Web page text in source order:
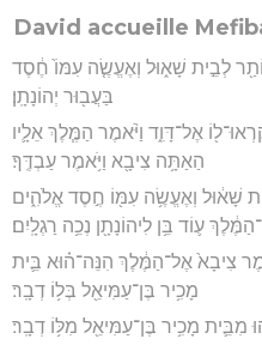
David accueille
לְבֵ֣ית שָׁא֑וּל וְאֶעֱשֶׂ֤ה עִמּוֹ֙ חֶ֔סֶד
בַּעֲב֖וּר יְהוֹנָתָֽן׃
אֶל־דָּוִ֑ד וַיֹּ֨אמֶר הַמֶּ֧לֶךְ אֵלָ֛יו
הַאַתָּ֥ה צִיבָ֖א וַיֹּ֥אמֶר עַבְדֶּֽךָ׃
שָׁא֔וּל וְאֶעֱשֶׂ֥ה עִמּ֖וֹ חֶ֣סֶד אֱלֹהִ֑ים
ע֛וֹד בֵּ֥ן לִיהוֹנָתָ֖ן נְכֵ֥ה רַגְלָֽיִם׃
צִיבָא֙ אֶל־הַמֶּ֔לֶךְ הִנֵּה־ה֗וּא בֵּ֛ית
מָכִ֥יר בֶּן־עַמִּיאֵ֖ל בְּל֥וֹ דְבָֽר׃
מִבֵּ֛ית מָכִ֥יר בֶּן־עַמִּיאֵ֖ל מִלּ֥וֹ דְבָֽר׃